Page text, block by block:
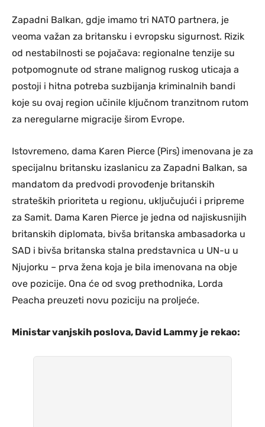
Zapadni Balkan, gdje imamo tri NATO partnera, je
veoma važan za britansku i evropsku sigurnost. Rizik
od nestabilnosti se pojačava: regionalne tenzije su
potpomognute od strane malignog ruskog uticaja a
postoji i hitna potreba suzbijanja kriminalnih bandi
koje su ovaj region učinile ključnom tranzitnom rutom
za neregularne migracije širom Evrope.
Istovremeno, dama Karen Pierce (Pirs) imenovana je za
specijalnu britansku izaslanicu za Zapadni Balkan, sa
mandatom da predvodi provođenje britanskih
strateških prioriteta u regionu, uključujući i pripreme
za Samit. Dama Karen Pierce je jedna od najiskusnijih
britanskih diplomata, bivša britanska ambasadorka u
SAD i bivša britanska stalna predstavnica u UN-u u
Njujorku – prva žena koja je bila imenovana na obje
ove pozicije. Ona će od svog prethodnika, Lorda
Peacha preuzeti novu poziciju na proljeće.
Ministar vanjskih poslova, David Lammy je rekao: